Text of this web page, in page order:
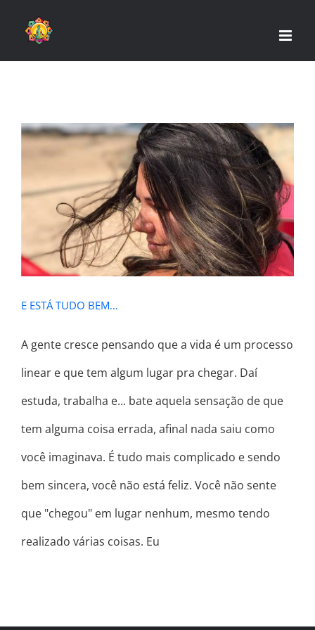
E ESTÁ TUDO BEM…
E ESTÁ TUDO BEM…
A gente cresce pensando que a vida é um processo
linear e que tem algum lugar pra chegar. Daí
estuda, trabalha e... bate aquela sensação de que
tem alguma coisa errada, afinal nada saiu como
você imaginava. É tudo mais complicado e sendo
bem sincera, você não está feliz. Você não sente
que "chegou" em lugar nenhum, mesmo tendo
realizado várias coisas. Eu